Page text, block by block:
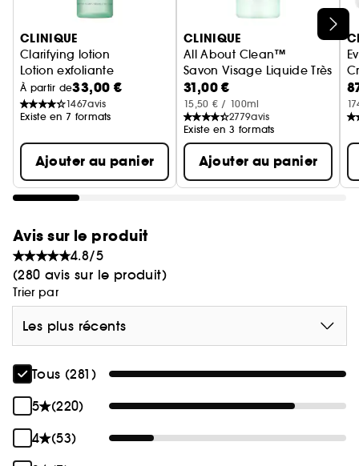
Ignorer le carrousel produits
CLINIQUE
Clarifying lotion
Lotion exfoliante
À partir de33,00 €
1467avis
Existe en 7 formats
Ajouter au panier
CLINIQUE
All About Clean™
Savon Visage Liquide Très
31,00 €
15,50 € / 100ml
2779avis
Existe en 3 formats
Ajouter au panier
Avis sur le produit
4.8/5
(280 avis sur le produit)
Trier par
Les plus récents
Tous (281)
5
(220)
4
(53)